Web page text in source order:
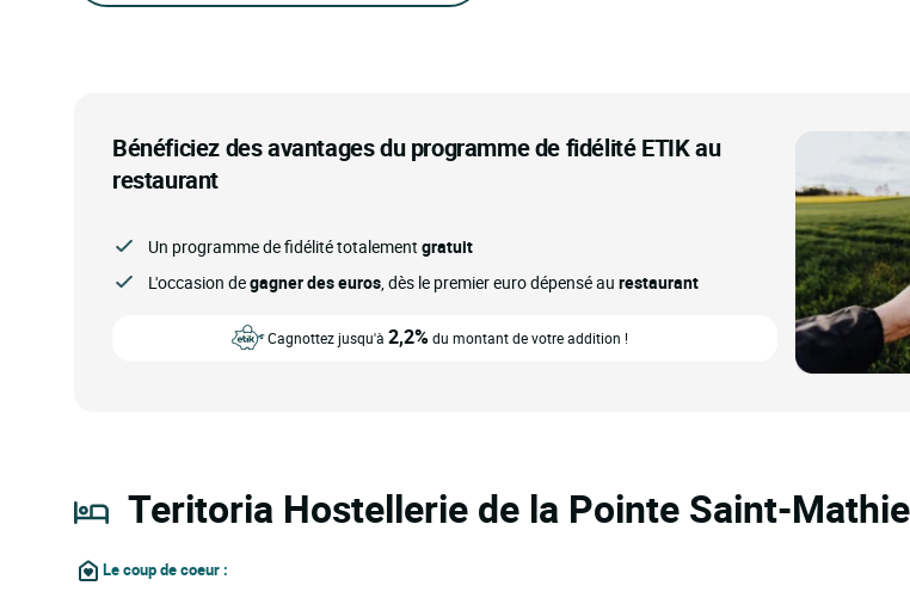
Bénéficiez des avantages du programme de fidélité ETIK au
restaurant
Un programme de fidélité totalement gratuit
L'occasion degagner des euros , dès le premier euro dépensé au restaurant
Cagnottez jusqu'à 2,2%du montant de votre addition !
Teritoria Hostellerie de la Pointe Saint-
Le coup de coeur :